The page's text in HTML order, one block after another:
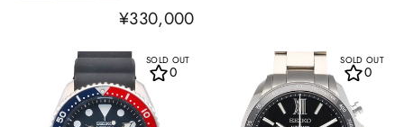
¥330,000
SOLD OUT
0
SOLD OUT
0